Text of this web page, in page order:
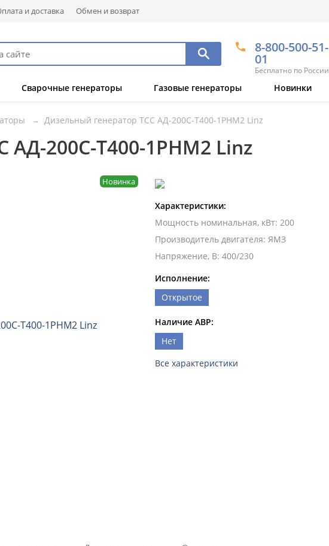
и доставка Обмен и возврат
8-800-500-51-
01
Бесплатно по России
Сварочные генераторы Газовые генераторы Новинки
Дизельный генератор ТСС АД-200С-Т400-1РНМ2 Linz
АД-200С-Т400-1РНМ2 Linz
Новинка
Характеристики:
Мощность номинальная, кВт: 200
Производитель двигателя: ЯМЗ
Напряжение, В: 400/230
Исполнение:
Открытое
Наличие АВР:
Нет
Все характеристики